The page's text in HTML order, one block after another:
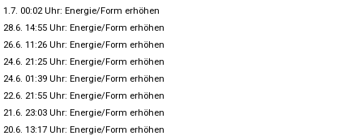
1.7. 00:02 Uhr: Energie/Form erhöhen
28.6. 14:55 Uhr: Energie/Form erhöhen
26.6. 11:26 Uhr: Energie/Form erhöhen
24.6. 21:25 Uhr: Energie/Form erhöhen
24.6. 01:39 Uhr: Energie/Form erhöhen
22.6. 21:55 Uhr: Energie/Form erhöhen
21.6. 23:03 Uhr: Energie/Form erhöhen
20.6. 13:17 Uhr: Energie/Form erhöhen